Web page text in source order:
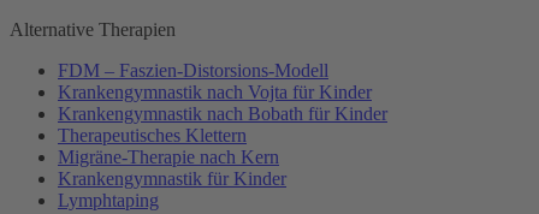
Alternative Therapien
FDM – Faszien-Distorsions-Modell
Krankengymnastik nach Vojta für Kinder
Krankengymnastik nach Bobath für Kinder
Therapeutisches Klettern
Migräne-Therapie nach Kern
Krankengymnastik für Kinder
Lymphtaping